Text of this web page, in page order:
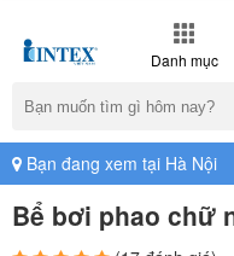
Danh mục
Bạn đang xem tại Hà Nội
Bể bơi phao chữ